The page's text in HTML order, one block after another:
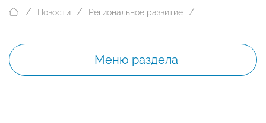
Новости Региональное развитие
Меню раздела